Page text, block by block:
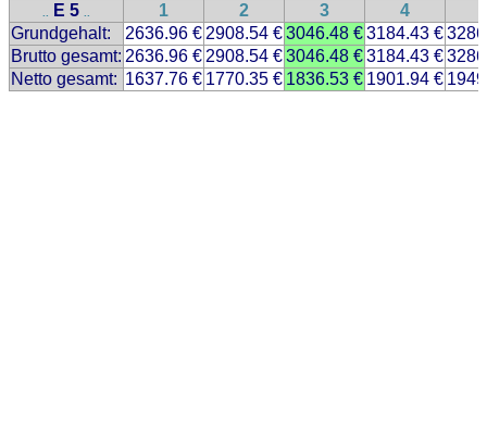
.. E 5 .. 1 2 3 4
Grundgehalt:
2636.96 € 2908.54 €3046.48 €3184.43 €
Brutto gesamt: 2636.96 € 2908.54 €3046.48 €3184.43 €
Netto gesamt: 1637.76 € 1770.35 € 1836.53 € 1901.94 €